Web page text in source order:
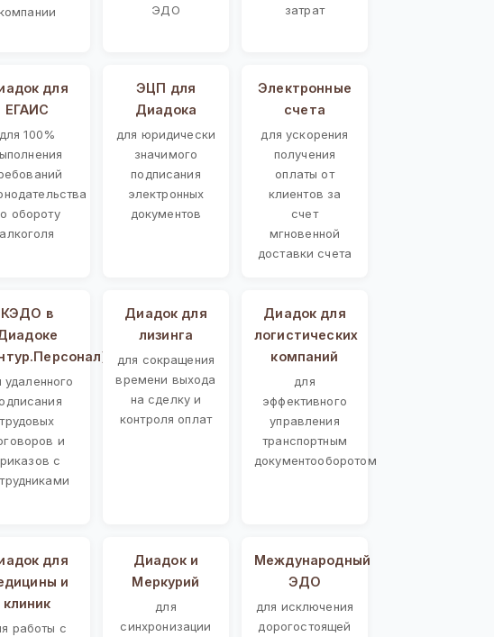
ЭДО
затрат
для
ЕГАИС
для 100%
обороту
алкоголя
ЭЦП для
Диадока
для юридически
значимого
подписания
электронных
документов
Электронные
счета
для ускорения
получения
оплаты от
клиентов за
счет
мгновенной
доставки счета
КЭДО в
удаленного
трудовых
и
с
Диадок для
лизинга
для сокращения
времени выхода
на сделку и
контроля оплат
Диадок для
логистических
компаний
для
эффективного
управления
транспортным
документооборотом
для
и
клиник
работы с
Диадок и
Меркурий
для
синхронизации
Международный
ЭДО
для исключения
дорогостоящей